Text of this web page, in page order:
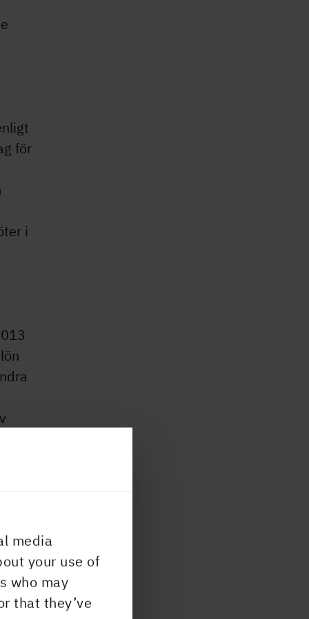
media
your use of
who may
that they’ve
för
i
av